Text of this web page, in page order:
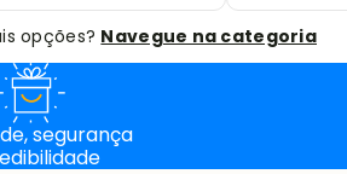
opções? Navegue na categoria
segurança